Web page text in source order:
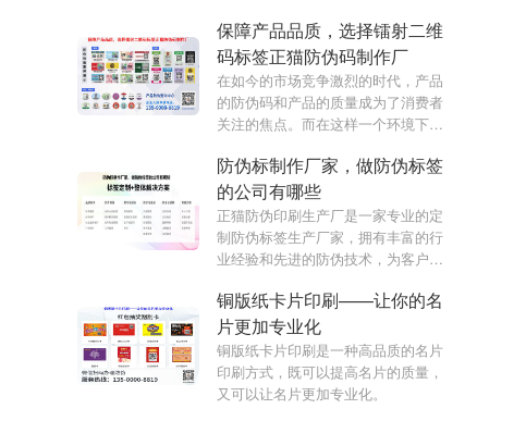
保障产品品质，选择镭射二维
码标签正猫防伪码制作厂
在如今的市场竞争激烈的时代，产品
的防伪码和产品的质量成为了消费者
关注的焦点。而在这样一个环境下，
厂可以为您的产品提供全面的保障。
防伪标制作厂家，做防伪标签
的公司有哪些
正猫防伪印刷生产厂是一家专业的定
制防伪标签生产厂家，拥有丰富的行
业经验和先进的防伪技术，为客户提
务。
铜版纸卡片印刷——让你的名
片更加专业化
铜版纸卡片印刷是一种高品质的名片
印刷方式，既可以提高名片的质量，
又可以让名片更加专业化。